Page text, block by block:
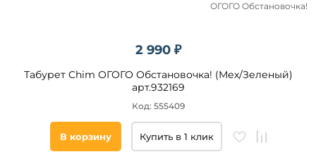
2 990 ₽
Табурет Chim ОГОГО Обстановочка! (Мех/Зеленый)
арт.932169
Код: 555409
ОГОГО Обстановочка!
В корзину Купить в 1 клик